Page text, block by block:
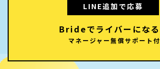
LINE追加で応募
Brideでライバーになる
マネージャー無償サポート付